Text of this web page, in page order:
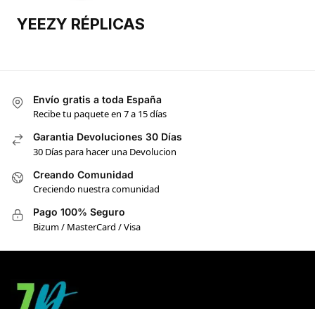
YEEZY RÉPLICAS
Envío gratis a toda España
Recibe tu paquete en 7 a 15 días
Garantia Devoluciones 30 Días
30 Días para hacer una Devolucion
Creando Comunidad
Creciendo nuestra comunidad
Pago 100% Seguro
Bizum / MasterCard / Visa